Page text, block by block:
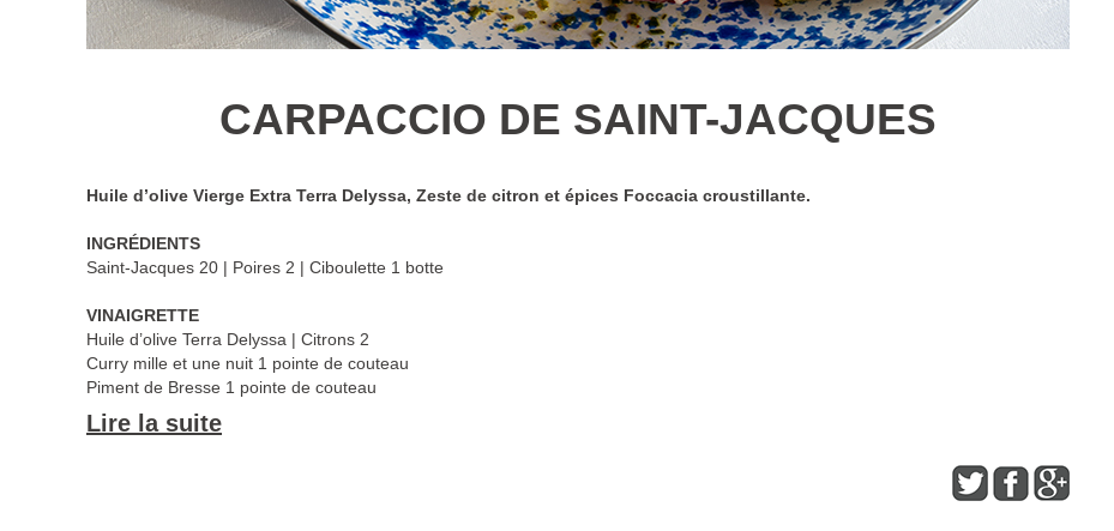
CARPACCIO DE SAINT-JACQUES
Huile d’olive Vierge Extra Terra Delyssa, Zeste de citron et épices Foccacia croustillante.
INGRÉDIENTS
Saint-Jacques 20 | Poires 2 | Ciboulette 1 botte
VINAIGRETTE
Huile d’olive Terra Delyssa | Citrons 2
Curry mille et une nuit 1 pointe de couteau
Piment de Bresse 1 pointe de couteau
FOCACCIA
Lire la suite